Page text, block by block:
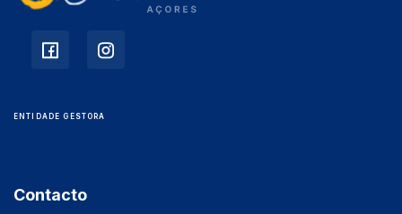
ENTIDADE GESTORA
Contacto